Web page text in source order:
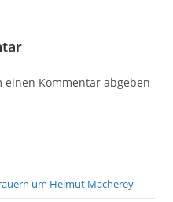
einen Kommentar abgeben
um Helmut Macherey